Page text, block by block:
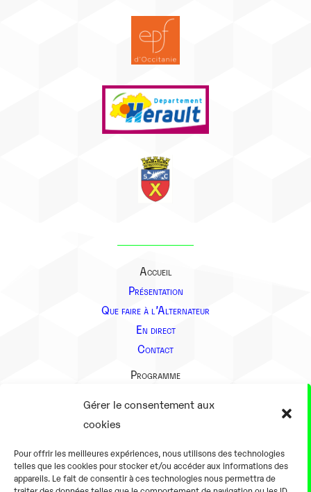
Gérer le consentement aux
cookies
Pour offrir les meilleures expériences, nous utilisons des technologies
telles que les cookies pour stocker et/ou accéder aux informations des
appareils. Le fait de consentir à ces technologies nous permettra de
Accueil
Présentation
Que faire à l’Alternateur
En direct
Contact
Programme
Présentation
En pratique
Tarifs et horaires